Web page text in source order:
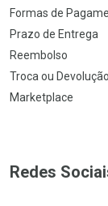
Formas de
Prazo de Entrega
Reembolso
Troca ou Devolução
Marketplace
Redes